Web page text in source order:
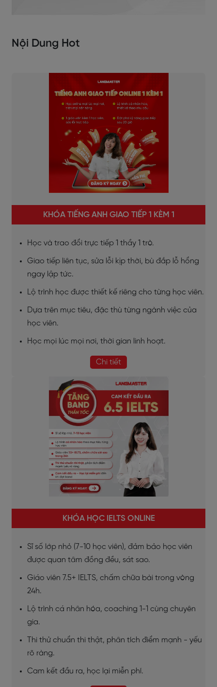
Nội Dung Hot
KHÓA TIẾNG ANH GIAO TIẾP 1 KÈM 1
Học và trao đổi trực tiếp 1 thầy 1 trò.
Giao tiếp liên tục, sửa lỗi kịp thời, bù đắp lỗ hổng
ngay lập tức.
Lộ trình học được thiết kế riêng cho từng học viên.
Dựa trên mục tiêu, đặc thù từng ngành việc của
học viên.
Học mọi lúc mọi nơi, thời gian linh hoạt.
Chi tiết
KHÓA HỌC IELTS ONLINE
Sĩ số lớp nhỏ (7-10 học viên), đảm bảo học viên
được quan tâm đồng đều, sát sao.
Giáo viên 7.5+ IELTS, chấm chữa bài trong vòng
24h.
Lộ trình cá nhân hóa, coaching 1-1 cùng chuyên
gia.
Thi thử chuẩn thi thật, phân tích điểm mạnh - yếu
rõ ràng.
Cam kết đầu ra, học lại miễn phí.